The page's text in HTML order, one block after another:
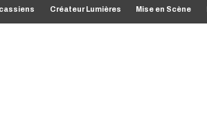
Créateur Lumières Mise en Scène